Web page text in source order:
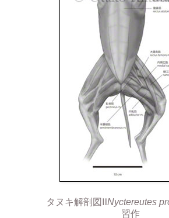
タヌキ解剖図ⅡNyctereutes
習作